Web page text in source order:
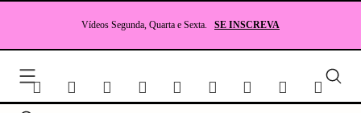
Vídeos Segunda, Quarta e Sexta. SE INSCREVA